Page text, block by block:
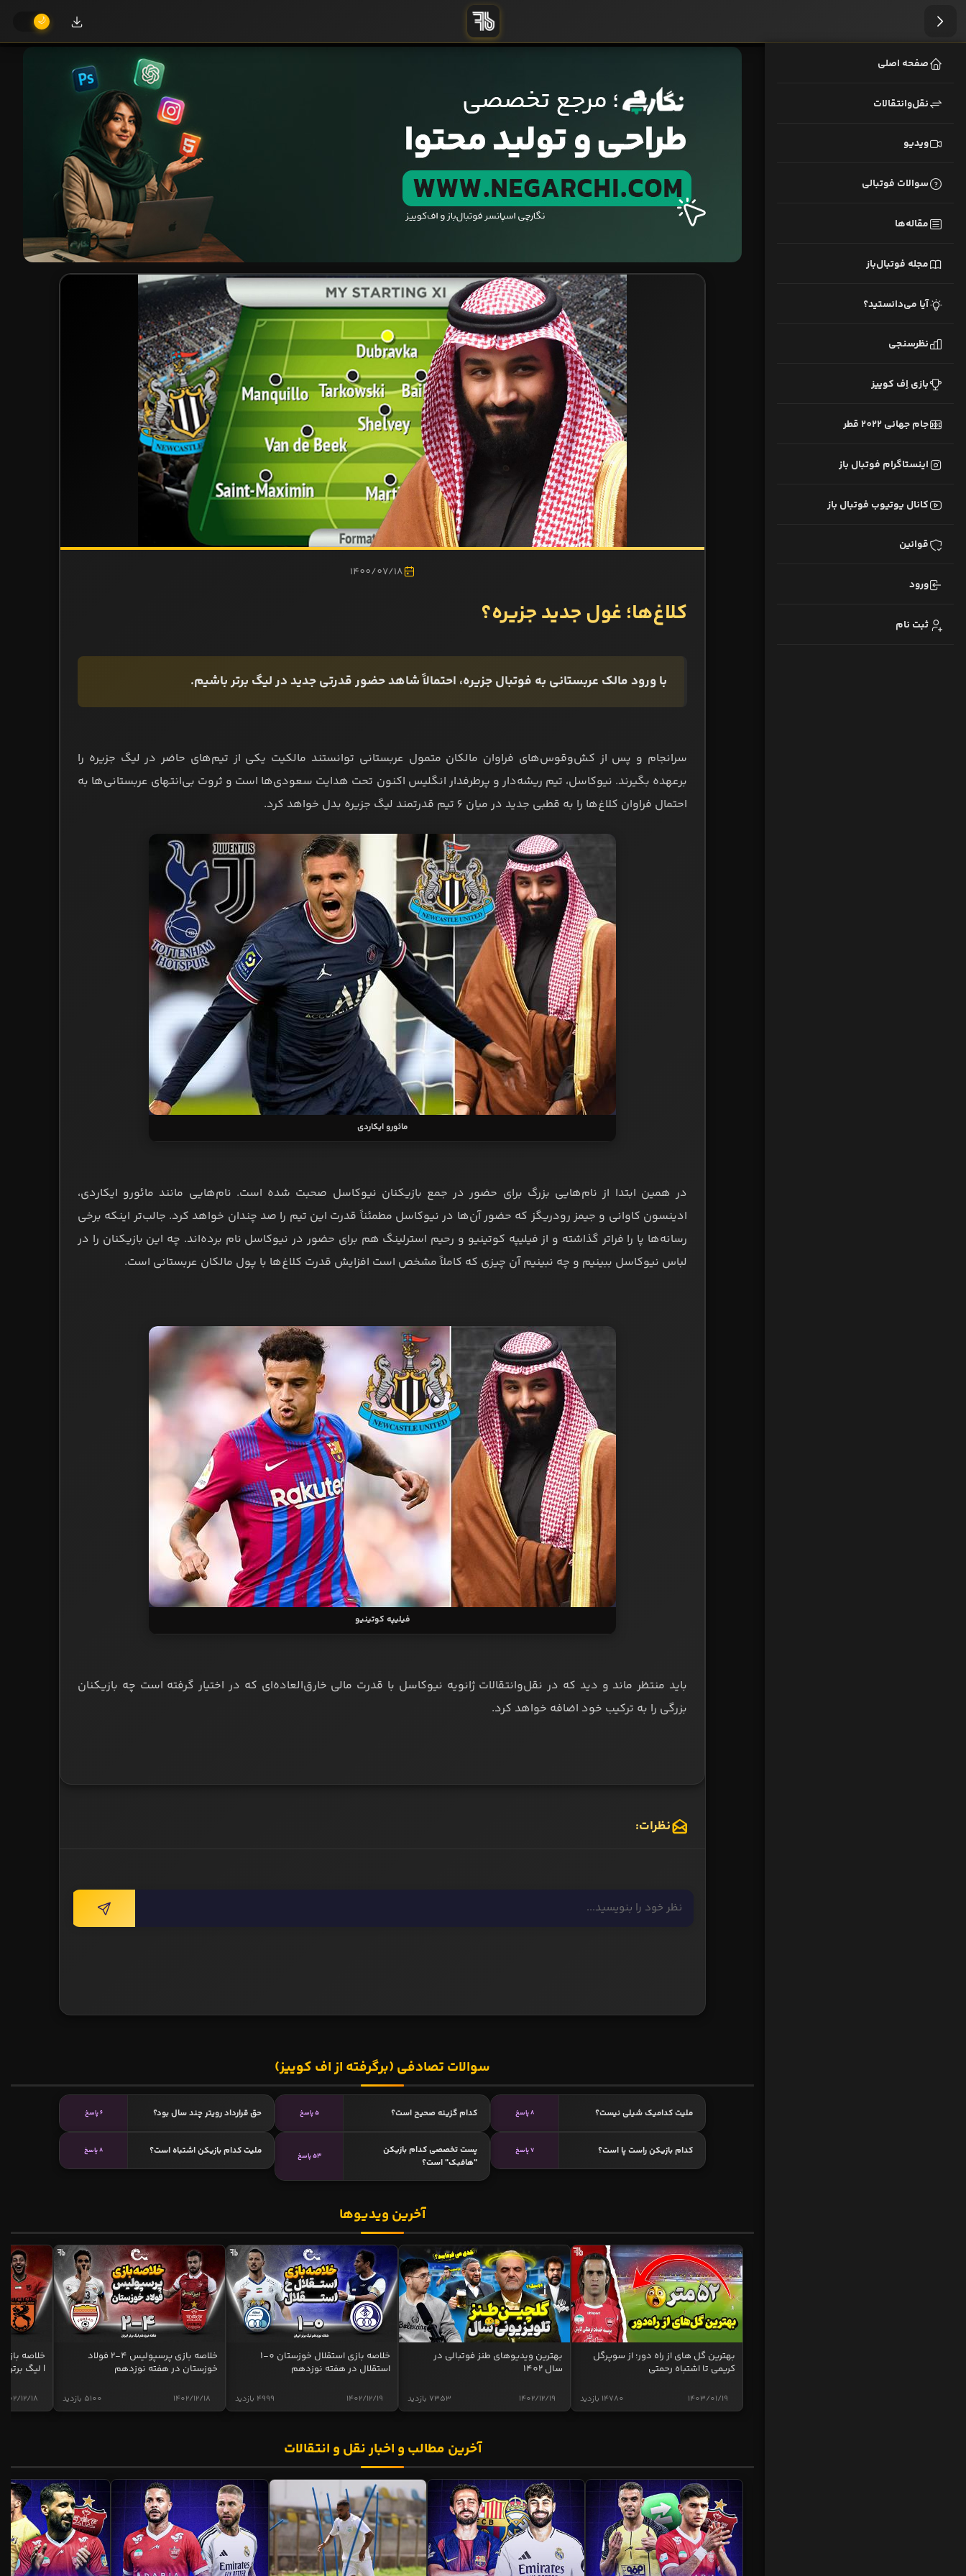
صفحه اصلی
نقل‌وانتقالات
ویدیو
سوالات فوتبالی
مقاله‌ها
مجله فوتبال‌باز
آیا می‌دانستید؟
نظرسنجی
بازی اِف کوییز
جام جهانی 2022 قطر
اینستاگرام فوتبال باز
کانال یوتیوب فوتبال باز
قوانین
ورود
ثبت نام
1400/07/18
کلاغ‌ها؛ غول جدید جزیره؟
با ورود مالک عربستانی به فوتبال جزیره، احتمالاً شاهد حضور قدرتی جدید در لیگ برتر باشیم.
سرانجام و پس از کش‌وقوس‌های فراوان مالکان متمول عربستانی توانستند مالکیت یکی از تیم‌های حاضر در لیگ جزیره را
برعهده بگیرند. نیوکاسل، تیم ریشه‌دار و پرطرفدار انگلیس اکنون تحت هدایت سعودی‌ها است و ثروت بی‌انتهای عربستانی‌ها به
احتمال فراوان کلاغ‌ها را به قطبی جدید در میان 6 تیم قدرتمند لیگ جزیره بدل خواهد کرد.
مائورو ایکاردی
در همین ابتدا از نام‌هایی بزرگ برای حضور در جمع بازیکنان نیوکاسل صحبت شده است. نام‌هایی مانند مائورو ایکاردی،
ادینسون کاوانی و جیمز رودریگز که حضور آن‌ها در نیوکاسل مطمئناً قدرت این تیم را صد چندان خواهد کرد. جالب‌تر اینکه برخی
رسانه‌ها پا را فراتر گذاشته و از فیلیپه کوتینیو و رحیم استرلینگ هم برای حضور در نیوکاسل نام برده‌اند. چه این بازیکنان را در
لباس نیوکاسل ببینیم و چه نبینیم آن چیزی که کاملاً مشخص است افزایش قدرت کلاغ‌ها با پول مالکان عربستانی است.
فیلیپه کوتینیو
باید منتظر ماند و دید که در نقل‌وانتقالات ژانویه نیوکاسل با قدرت مالی خارق‌العاده‌ای که در اختیار گرفته است چه بازیکنان
بزرگی را به ترکیب خود اضافه خواهد کرد.
نظرات:
سوالات تصادفی (برگرفته از اف کوییز)
ملیت کدامیک شیلی نیست؟ 8 پاسخ کدام گزینه صحیح است؟ 5 پاسخ حق قرارداد رویتر چند سال بود؟ 6 پاسخ
کدام بازیکن راست پا است؟ 7 پاسخ
پست تخصصی کدام بازیکن
"هافبک" است؟
53 پاسخ ملیت کدام بازیکن اشتباه است؟ 8 پاسخ
آخرین ویدیوها
بهترین گل های از راه دور؛ از سوپرگل
کریمی تا اشتباه رحمتی
14780 بازدید 1403/01/19
بهترین ویدیوهای طنز فوتبالی در
سال 1402
7353 بازدید 1402/12/19
خلاصه بازی استقلال خوزستان 0-1
استقلال در هفته نوزدهم
4999 بازدید 1402/12/19
خلاصه بازی پرسپولیس 4-2 فولاد
خوزستان در هفته نوزدهم
5100 بازدید 1402/12/18
| لیگ برتر
1402/12/18
آخرین مطالب و اخبار نقل و انتقالات